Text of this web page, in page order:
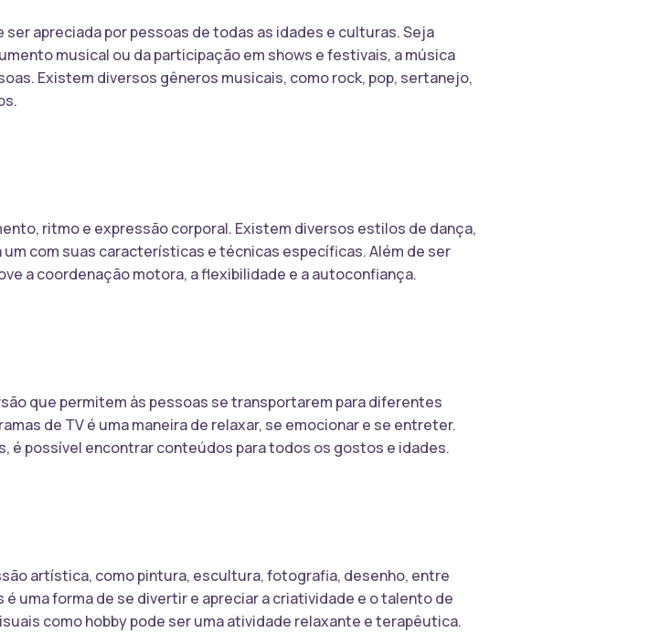
apreciada por pessoas de todas as idades e culturas. Seja
musical ou da participação em shows e festivais, a música
Existem diversos gêneros musicais, como rock, pop, sertanejo,
ritmo e expressão corporal. Existem diversos estilos de dança,
com suas características e técnicas específicas. Além de ser
a coordenação motora, a flexibilidade e a autoconfiança.
que permitem às pessoas se transportarem para diferentes
de TV é uma maneira de relaxar, se emocionar e se entreter.
é possível encontrar conteúdos para todos os gostos e idades.
artística, como pintura, escultura, fotografia, desenho, entre
uma forma de se divertir e apreciar a criatividade e o talento de
como hobby pode ser uma atividade relaxante e terapêutica.